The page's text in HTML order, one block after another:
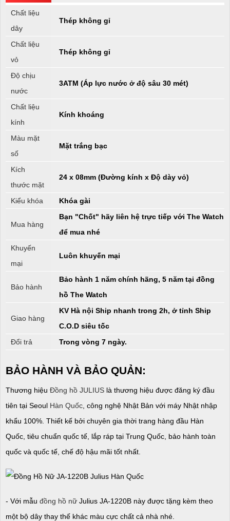
Chất liệu
dây
Thép không gỉ
Chất liệu
vỏ
Thép không gỉ
Độ chịu
nước
3ATM (Áp lực nước ở độ sâu 30 mét)
Chất liệu
kính
Kính khoáng
Màu mặt
số
Mặt trắng bạc
Kích
thước mặt
24 x 08mm (Đường kính x Độ dày vỏ)
Kiểu khóa Khóa gài
Mua hàng
Bạn "Chốt" hãy liên hệ trực tiếp với The Watch
để mua nhé
Khuyến
mại
Luôn khuyến mại
Bảo hành
Bảo hành 1 năm chính hãng, 5 năm tại đồng
hồ The Watch
Giao hàng
KV Hà nội Ship nhanh trong 2h, ở tỉnh Ship
C.O.D siêu tốc
Đổi trả
Trong vòng 7 ngày.
BẢO HÀNH VÀ BẢO QUẢN:
Thương hiệu Đồng hồ JULIUS là thương hiệu được đăng ký đầu
tiên tại Seoul Hàn Quốc, công nghệ Nhật Bản với máy Nhật nhập
khẩu 100%. Thiết kế bởi chuyên gia thời trang hàng đầu Hàn
Quốc, tiêu chuẩn quốc tế, lắp ráp tại Trung Quốc, bảo hành toàn
quốc và quốc tế, chế độ hậu mãi tốt nhất.
- Với mẫu đồng hồ nữ Julius JA-1220B này được tặng kèm theo
một bộ dây thay thế khác màu cực chất cả nhà nhé.